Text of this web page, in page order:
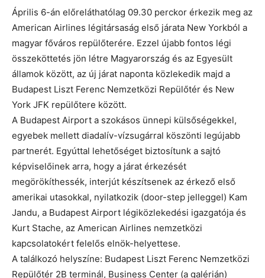
Április 6-án előreláthatólag 09.30 perckor érkezik meg az
American Airlines légitársaság első járata New Yorkból a
magyar főváros repülőterére. Ezzel újabb fontos légi
összeköttetés jön létre Magyarország és az Egyesült
államok között, az új járat naponta közlekedik majd a
Budapest Liszt Ferenc Nemzetközi Repülőtér és New
York JFK repülőtere között.
A Budapest Airport a szokásos ünnepi külsőségekkel,
egyebek mellett diadalív-vízsugárral köszönti legújabb
partnerét. Egyúttal lehetőséget biztosítunk a sajtó
képviselőinek arra, hogy a járat érkezését
megörökíthessék, interjút készítsenek az érkező első
amerikai utasokkal, nyilatkozik (door-step jelleggel) Kam
Jandu, a Budapest Airport légiközlekedési igazgatója és
Kurt Stache, az American Airlines nemzetközi
kapcsolatokért felelős elnök-helyettese.
A találkozó helyszíne: Budapest Liszt Ferenc Nemzetközi
Repülőtér 2B terminál, Business Center (a galérián)